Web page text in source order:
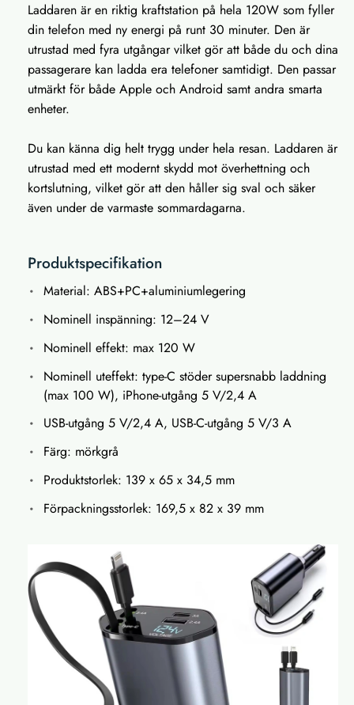
Laddaren är en riktig kraftstation på hela 120W som fyller
din telefon med ny energi på runt 30 minuter. Den är
utrustad med fyra utgångar vilket gör att både du och dina
passagerare kan ladda era telefoner samtidigt. Den passar
utmärkt för både Apple och Android samt andra smarta
enheter.
Du kan känna dig helt trygg under hela resan. Laddaren är
utrustad med ett modernt skydd mot överhettning och
kortslutning, vilket gör att den håller sig sval och säker
även under de varmaste sommardagarna.
Produktspecifikation
Material: ABS+PC+aluminiumlegering
Nominell inspänning: 12–24 V
Nominell effekt: max 120 W
Nominell uteffekt: type-C stöder supersnabb laddning
(max 100 W), iPhone-utgång 5 V/2,4 A
USB-utgång 5 V/2,4 A, USB-C-utgång 5 V/3 A
Färg: mörkgrå
Produktstorlek: 139 x 65 x 34,5 mm
Förpackningsstorlek: 169,5 x 82 x 39 mm